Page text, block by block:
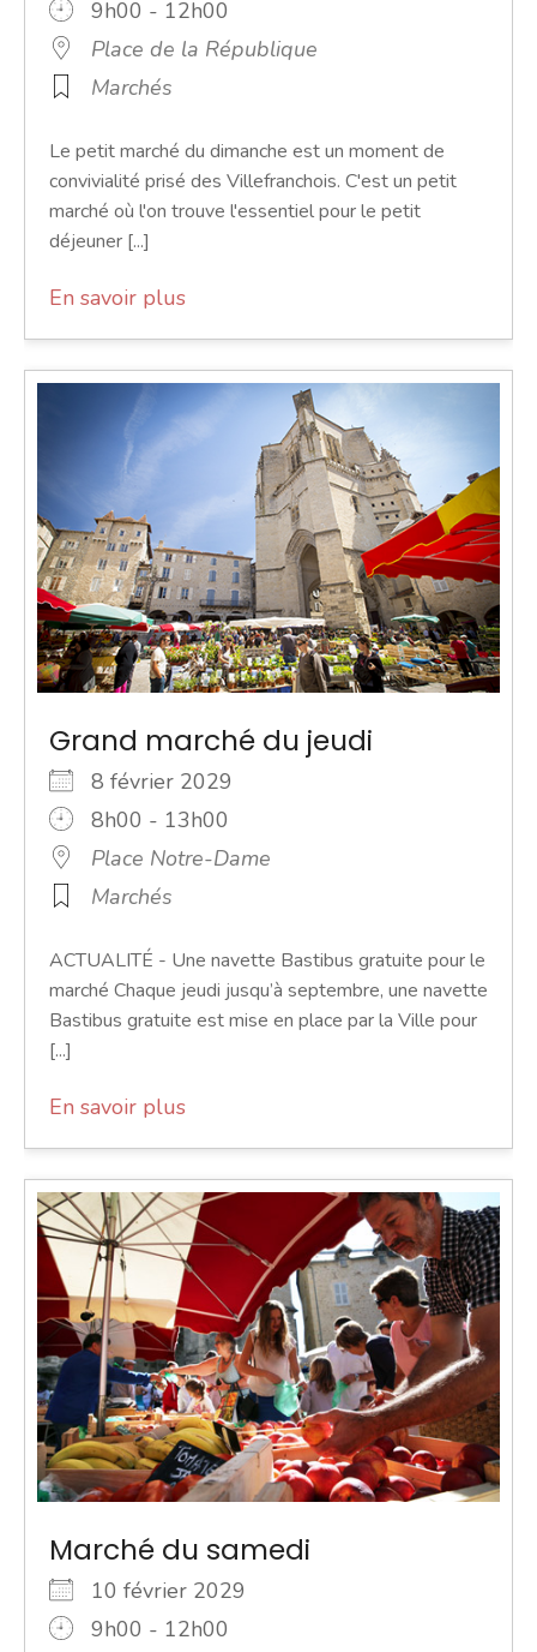
9h00 - 12h00
Place de la République
Marchés
Le petit marché du dimanche est un moment de
convivialité prisé des Villefranchois. C'est un petit
marché où l'on trouve l'essentiel pour le petit
déjeuner [...]
En savoir plus
Grand marché du jeudi
8 février 2029
8h00 - 13h00
Place Notre-Dame
Marchés
ACTUALITÉ - Une navette Bastibus gratuite pour le
marché Chaque jeudi jusqu’à septembre, une navette
Bastibus gratuite est mise en place par la Ville pour
[...]
En savoir plus
Marché du samedi
10 février 2029
9h00 - 12h00